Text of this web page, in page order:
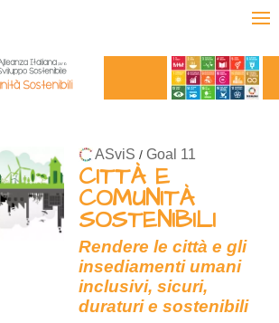
ASviS / Goal 11
CITTÀ E
COMUNITÀ
SOSTENIBILI
Rendere le città e gli
insediamenti umani
inclusivi, sicuri,
duraturi e sostenibili